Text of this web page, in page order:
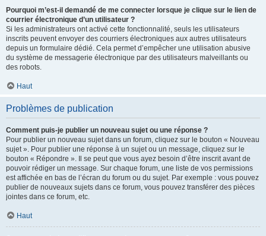
Pourquoi m’est-il demandé de me connecter lorsque je clique sur le lien de
courrier électronique d’un utilisateur ?
Si les administrateurs ont activé cette fonctionnalité, seuls les utilisateurs
inscrits peuvent envoyer des courriers électroniques aux autres utilisateurs
depuis un formulaire dédié. Cela permet d’empêcher une utilisation abusive
du système de messagerie électronique par des utilisateurs malveillants ou
des robots.
Haut
Problèmes de publication
Comment puis-je publier un nouveau sujet ou une réponse ?
Pour publier un nouveau sujet dans un forum, cliquez sur le bouton « Nouveau
sujet ». Pour publier une réponse à un sujet ou un message, cliquez sur le
bouton « Répondre ». Il se peut que vous ayez besoin d’être inscrit avant de
pouvoir rédiger un message. Sur chaque forum, une liste de vos permissions
est affichée en bas de l’écran du forum ou du sujet. Par exemple : vous pouvez
publier de nouveaux sujets dans ce forum, vous pouvez transférer des pièces
jointes dans ce forum, etc.
Haut